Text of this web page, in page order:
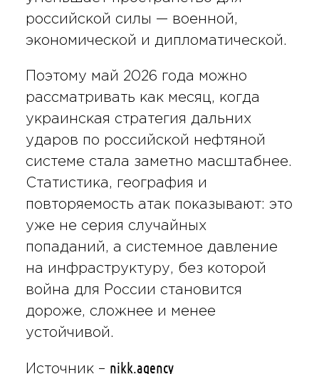
российской силы — военной,
экономической и дипломатической.
Поэтому май 2026 года можно
рассматривать как месяц, когда
украинская стратегия дальних
ударов по российской нефтяной
системе стала заметно масштабнее.
Статистика, география и
повторяемость атак показывают: это
уже не серия случайных
попаданий, а системное давление
на инфраструктуру, без которой
война для России становится
дороже, сложнее и менее
устойчивой.
Источник – nikk.agency